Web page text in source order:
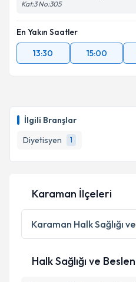
İlgili Branşlar
Diyetisyen
1
Kat:3 No:305
En Yakın Saatler
13:30
15:00
Karaman İlçeleri
Karaman Halk Sağlığı
Halk Sağlığı ve